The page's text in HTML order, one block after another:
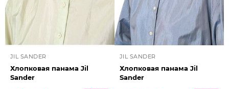
JIL SANDER
Хлопковая панама Jil
Sander
JIL SANDER
Хлопковая панама Jil
Sander